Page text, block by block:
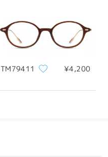
TM79411 ¥4,200